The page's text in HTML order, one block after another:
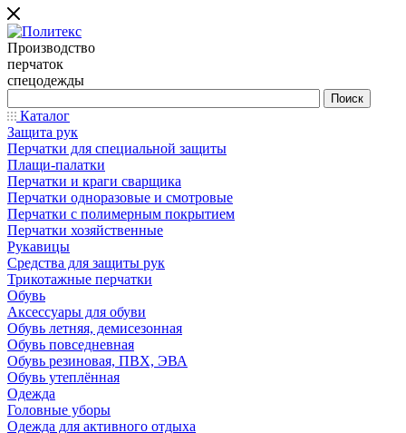
Производство
перчаток
спецодежды
Каталог
Защита рук
Перчатки для специальной защиты
Плащи-палатки
Перчатки и краги сварщика
Перчатки одноразовые и смотровые
Перчатки с полимерным покрытием
Перчатки хозяйственные
Рукавицы
Средства для защиты рук
Трикотажные перчатки
Обувь
Аксессуары для обуви
Обувь летняя, демисезонная
Обувь повседневная
Обувь резиновая, ПВХ, ЭВА
Обувь утеплённая
Одежда
Головные уборы
Одежда для активного отдыха